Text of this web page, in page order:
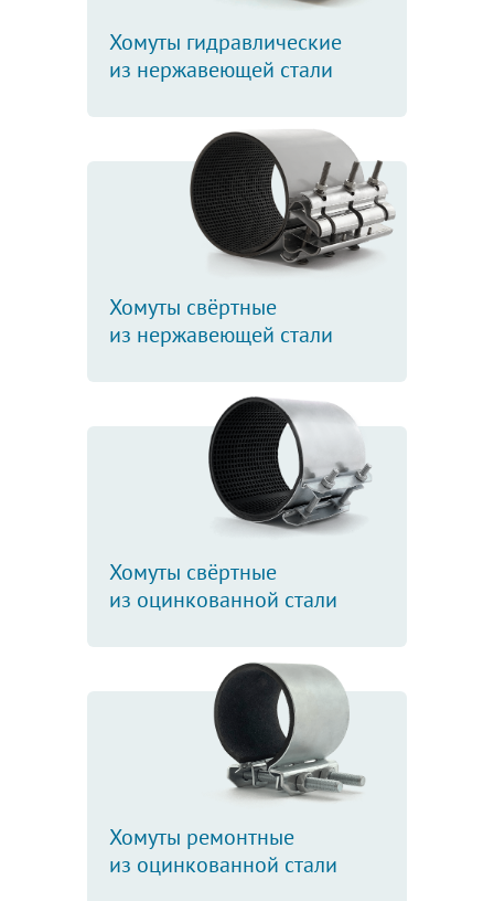
Хомуты гидравлические
из нержавеющей стали
Хомуты свёртные
из нержавеющей стали
Хомуты свёртные
из оцинкованной стали
Хомуты ремонтные
из оцинкованной стали